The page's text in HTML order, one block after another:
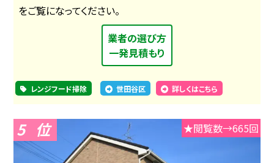
をご覧になってください。
業者の選び方
一発見積もり
レンジフード掃除 世田谷区 詳しくはこちら
5 ★閲覧数→665回